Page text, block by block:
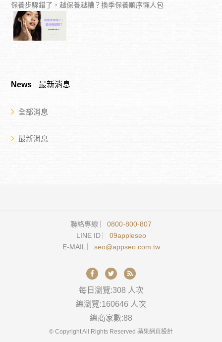
保養步驟錯了，越保養越糟？換季保養順序懶人包
News 最新消息
全部消息
最新消息
聯絡專線 ︳ 0800-800-807
LINE ID ︳ 09appleseo
E-MAIL ︳ seo@appseo.com.tw
每日瀏覽:308 人次
總瀏覽:160646 人次
總商家數:88
© Copyright All Rights Reserved 蘋果網頁設計